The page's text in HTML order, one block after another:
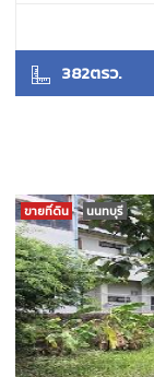
382ตรว.
ขายที่ดิน นนทบุรี